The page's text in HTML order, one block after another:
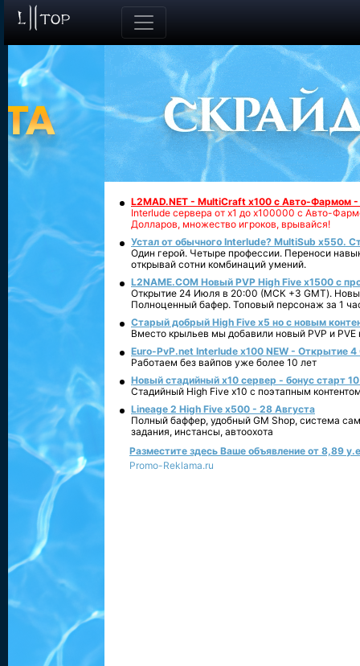
L2MAD.NET - MultiCraft x100 с Авто-Фармом
Interlude сервера от х1 до х100000 с Авто-
Долларов, множество игроков, врывайся!
Устал от обычного Interlude? MultiSub x550.
Один герой. Четыре профессии. Переноси
открывай сотни комбинаций умений.
L2NAME.COM Новый PVP High Five x1500 с
Открытие 24 Июля в 20:00 (МСК +3 GMT).
Полноценный бафер. Топовый персонаж за 1
Старый добрый High Five x5 но с новым
Вместо крыльев мы добавили новый PVP и PVE
Euro-PvP.net Interlude х100 NEW - Открытие 4
Работаем без вайпов уже более 10 лет
Новый стадийный х10 сервер - бонус старт
Стадийный High Five x10 с поэтапным
Lineage 2 High Five x500 - 28 Августа
Полный баффер, удобный GM Shop, система
задания, инстансы, автоохота
Разместите здесь Ваше объявление от 8,89
Promo-Reklama.ru